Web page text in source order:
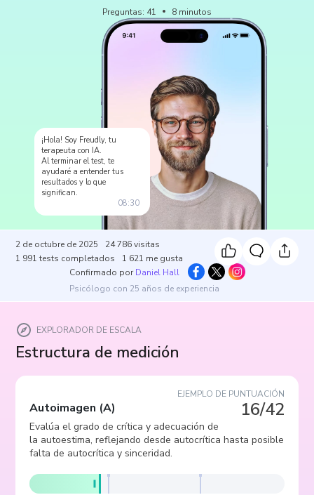
Preguntas: 41 8 minutos
¡Hola! Soy Freudly, tu
terapeuta con IA.
Al terminar el test, te
ayudaré a entender tus
resultados y lo que
significan.
08:30
2 de octubre de 2025 24 786 visitas
1 991 tests completados 1 621 me gusta
Confirmado por Daniel Hall
Psicólogo con 25 años de experiencia
EXPLORADOR DE ESCALA
Estructura de medición
EJEMPLO DE PUNTUACIÓN
16/42
Autoimagen (A)
Evalúa el grado de crítica y adecuación de
la autoestima, reflejando desde autocrítica hasta posible
falta de autocrítica y sinceridad.